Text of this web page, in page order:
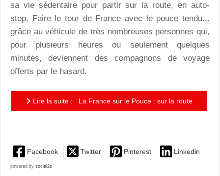
sa vie sédentaire pour partir sur la route, en auto-
stop. Faire le tour de France avec le pouce tendu...
grâce au véhicule de très nombreuses personnes qui,
pour plusieurs heures ou seulement quelques
minutes, deviennent des compagnons de voyage
offerts par le hasard.
Lire la suite : La France sur le Pouce : sur la route
Facebook Twitter Pinterest Linkedin
powered by social2s